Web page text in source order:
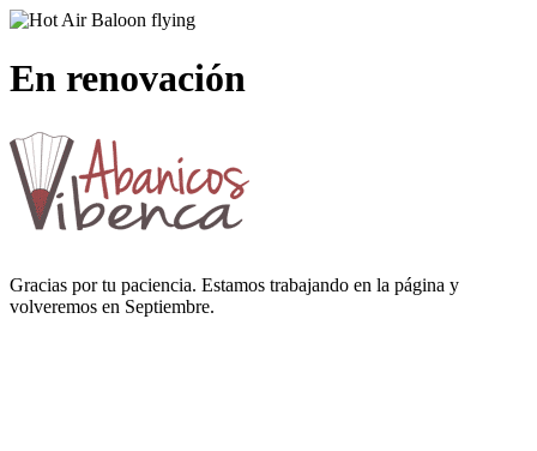
En renovación
Gracias por tu paciencia. Estamos trabajando en la página y
volveremos en Septiembre.